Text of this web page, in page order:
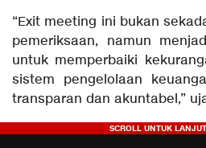
“Exit meeting ini bukan
pemeriksaan, namun
untuk memperbaiki
sistem pengelolaan
transparan dan akuntabel,”